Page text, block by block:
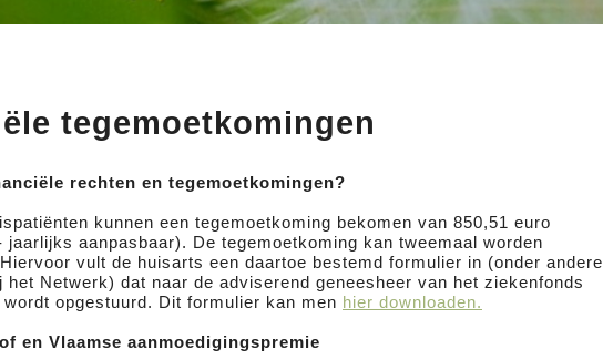
tegemoetkomingen
rechten en tegemoetkomingen?
kunnen een tegemoetkoming bekomen van 850,51 euro
jaarlijks aanpasbaar). De tegemoetkoming kan tweemaal worden
vult de huisarts een daartoe bestemd formulier in (onder andere
het Netwerk) dat naar de adviserend geneesheer van het ziekenfonds
opgestuurd. Dit formulier kan men hier downloaden.
en Vlaamse aanmoedigingspremie